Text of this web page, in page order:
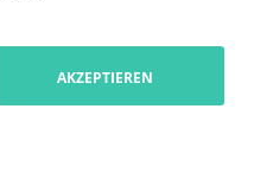
AKZEPTIEREN